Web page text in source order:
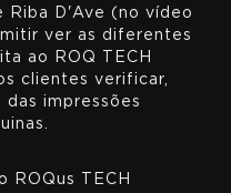
Riba D'Ave (no vídeo
ver as diferentes
ao ROQ TECH
clientes verificar,
impressões
ROQus TECH